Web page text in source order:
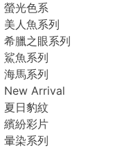
螢光色系
美人魚系列
希臘之眼系列
鯊魚系列
海馬系列
New Arrival
夏日豹紋
繽紛彩片
暈染系列